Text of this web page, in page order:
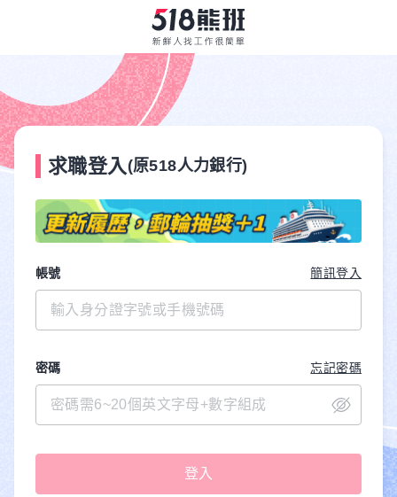
求職登入 (原518人力銀行)
帳號 簡訊登入
密碼 忘記密碼